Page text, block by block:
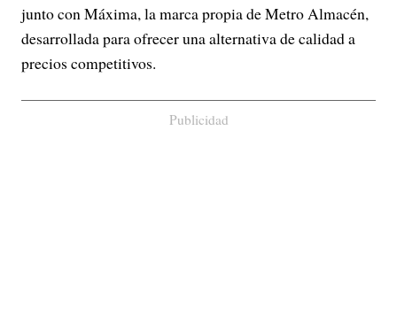
junto con Máxima, la marca propia de Metro Almacén,
desarrollada para ofrecer una alternativa de calidad a
precios competitivos.
Publicidad